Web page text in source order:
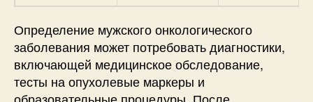
Определение мужского онкологического
заболевания может потребовать диагностики,
включающей медицинское обследование,
тесты на опухолевые маркеры и
образовательные процедуры. После